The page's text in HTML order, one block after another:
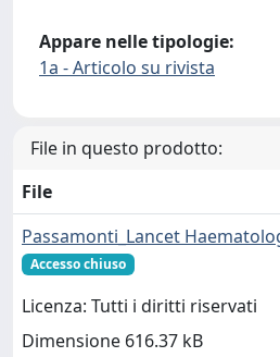
Appare nelle tipologie:
1a - Articolo su rivista
File in questo prodotto:
File
Passamonti_Lancet
Accesso chiuso
Licenza: Tutti i diritti riservati
Dimensione 616.37 kB